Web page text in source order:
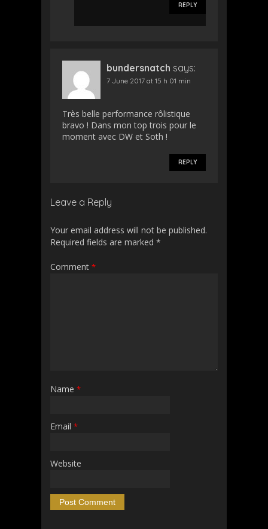
REPLY
bundersnatch says:
7 June 2017 at 15 h 01 min
Très belle performance rôlistique
bravo ! Dans mon top trois pour le
moment avec DW et Soth !
REPLY
Leave a Reply
Your email address will not be published.
Required fields are marked *
Comment *
Name *
Email *
Website